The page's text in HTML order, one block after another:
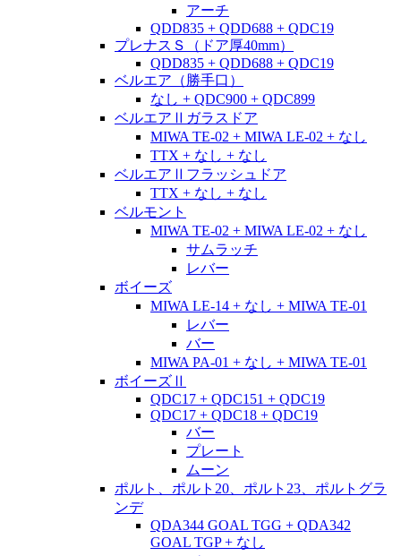
アーチ
QDD835 + QDD688 + QDC19
プレナスＳ（ドア厚40mm）
QDD835 + QDD688 + QDC19
ベルエア（勝手口）
なし + QDC900 + QDC899
ベルエアⅡガラスドア
MIWA TE-02 + MIWA LE-02 + なし
TTX + なし + なし
ベルエアⅡフラッシュドア
TTX + なし + なし
ベルモント
MIWA TE-02 + MIWA LE-02 + なし
サムラッチ
レバー
ボイーズ
MIWA LE-14 + なし + MIWA TE-01
レバー
バー
MIWA PA-01 + なし + MIWA TE-01
ボイーズⅡ
QDC17 + QDC151 + QDC19
QDC17 + QDC18 + QDC19
バー
プレート
ムーン
ポルト、ポルト20、ポルト23、ポルトグラ
ンデ
QDA344 GOAL TGG + QDA342
GOAL TGP + なし